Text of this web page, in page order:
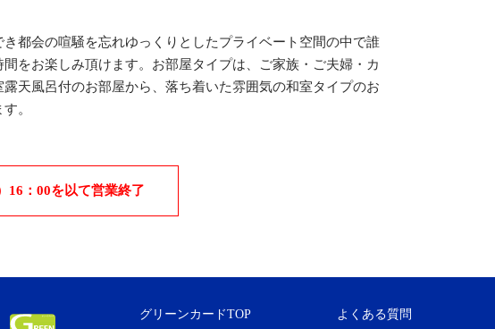
都会の喧騒を忘れゆっくりとしたプライベート空間の中で誰
をお楽しみ頂けます。お部屋タイプは、ご家族・ご夫婦・カ
天風呂付のお部屋から、落ち着いた雰囲気の和室タイプのお
。
16：00を以て営業終了
グリーンカードTOP
よくある質問